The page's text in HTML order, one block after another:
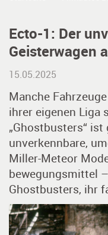
Ecto-1: Der
Geisterwagen
15.05.2025
Manche
ihrer eigenen Liga
„Ghostbusters“
unverkennbare,
Miller-Meteor
bewegungs­mittel
Ghostbusters, ihr